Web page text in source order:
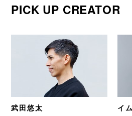
PICK UP CREATOR
武田悠太 イ